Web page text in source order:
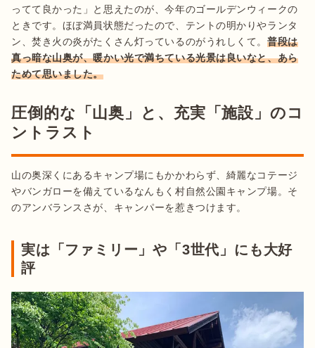
ってて良かった」と思えたのが、今年のゴールデンウィークの
ときです。ほぼ満員状態だったので、テントの明かりやランタ
ン、焚き火の炎がたくさん灯っているのがうれしくて。 普段は
真っ暗な山奥が、暖かい光で満ちている光景は良いなと、あら
ためて思いました。
圧倒的な「山奥」と、充実「施設」のコ
ントラスト
山の奥深くにあるキャンプ場にもかかわらず、綺麗なコテージ
やバンガローを備えているなんもく村自然公園キャンプ場。そ
のアンバランスさが、キャンパーを惹きつけます。
実は「ファミリー」や「3世代」にも大好
評